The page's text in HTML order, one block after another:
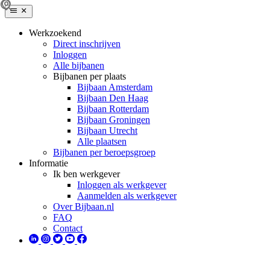
Werkzoekend
Direct inschrijven
Inloggen
Alle bijbanen
Bijbanen per plaats
Bijbaan Amsterdam
Bijbaan Den Haag
Bijbaan Rotterdam
Bijbaan Groningen
Bijbaan Utrecht
Alle plaatsen
Bijbanen per beroepsgroep
Informatie
Ik ben werkgever
Inloggen als werkgever
Aanmelden als werkgever
Over Bijbaan.nl
FAQ
Contact